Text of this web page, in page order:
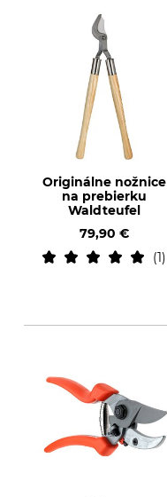
Originálne nožnice
na prebierku
Waldteufel
79,90 €
1